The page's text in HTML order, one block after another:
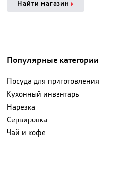
Найти магазин
Популярные категории
Посуда для приготовления
Кухонный инвентарь
Нарезка
Сервировка
Чай и кофе